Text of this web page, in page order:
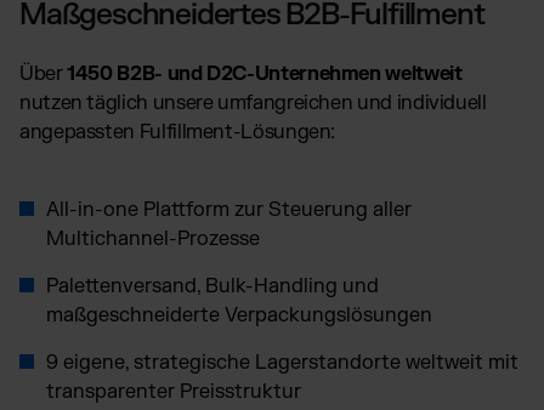
TikTok Fulfillment
Billbee Fulfillment
Kaufland Fulfillment
Otto Fulfillment
Shopware Fulfillment
Strato Fulfillment
Maßgeschneidertes B2B-Fulfillment
Über1450 B2B- und D2C-Unternehmen weltweit
nutzen täglich unsere umfangreichen und individuell
angepassten Fulfillment-Lösungen:
All-in-one Plattform zur Steuerung aller
Multichannel-Prozesse
Palettenversand, Bulk-Handling und
maßgeschneiderte Verpackungslösungen
9 eigene, strategische Lagerstandorte weltweit mit
transparenter Preisstruktur